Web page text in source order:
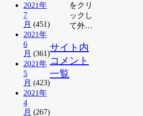
2021年
7
月 (451)
2021年
6
月 (361)
2021年
5
月 (423)
2021年
4
月 (267)
をクリ
ックし
て外…
サイト内
コメント
一覧